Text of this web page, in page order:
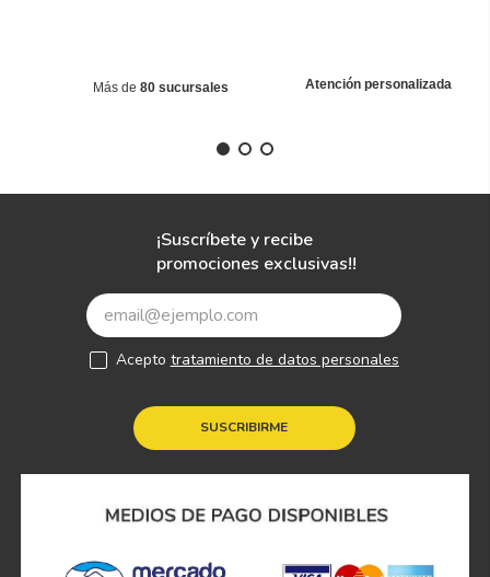
Más de 80 sucursales Atención personalizada
¡Suscríbete y recibe
promociones exclusivas!!
SUSCRIBIRME
Acepto tratamiento de datos personales